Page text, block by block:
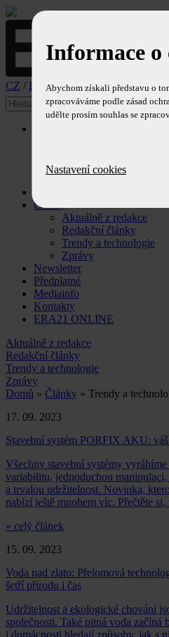
CZ / EN
Redakční rada
Články
Aktuálně z redakce
Redakční články
Trendy a technologie
Zprávy
Newsletter
Předplatné
Mediainfo
Kontakty
ERA21 ONLINE
Aktuálně z redakce
Redakční články
Trendy a technologie
Zprávy
Domů » Články » Trendy a
17. 09. 2023
Stavební systém PORFIX AKU:
Všechny stavební systémy
variabilitu, jednoduchou
a trvalou udržitelnost. Novinka,
nabízí ještě mnohem víc. Přečtěte si,
» celý článek
15. 09. 2023
Voda nad zlato: Přelomová
šetří přírodu i čas
Udržitelnost a ekologické chování
společnosti. Také pitná voda
i domácnosti hledají způsoby, jak s
Informace o
Abychom získali představu o
zpracováváme podle zásad
udělte prosím souhlas se
Nastavení cookies